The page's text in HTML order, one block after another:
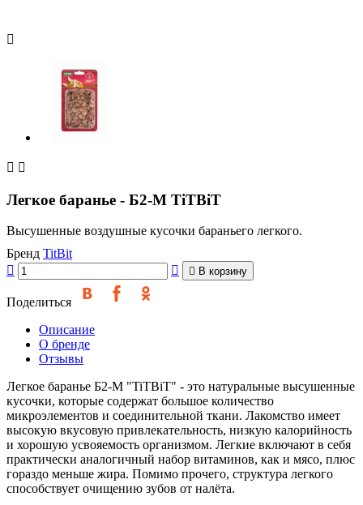

 
Легкое баранье - Б2-M TiTBiT
Высушенные воздушные кусочки бараньего легкого.
Бренд TitBit

  В корзину
Поделиться
Описание
О бренде
Отзывы
Легкое баранье Б2-М "TiTBiT" - это натуральные высушенные
кусочки, которые содержат большое количество
микроэлементов и соединительной ткани. Лакомство имеет
высокую вкусовую привлекательность, низкую калорийность
и хорошую усвояемость организмом. Легкие включают в себя
практически аналогичный набор витаминов, как и мясо, плюс
гораздо меньше жира. Помимо прочего, структура легкого
способствует очищению зубов от налёта.